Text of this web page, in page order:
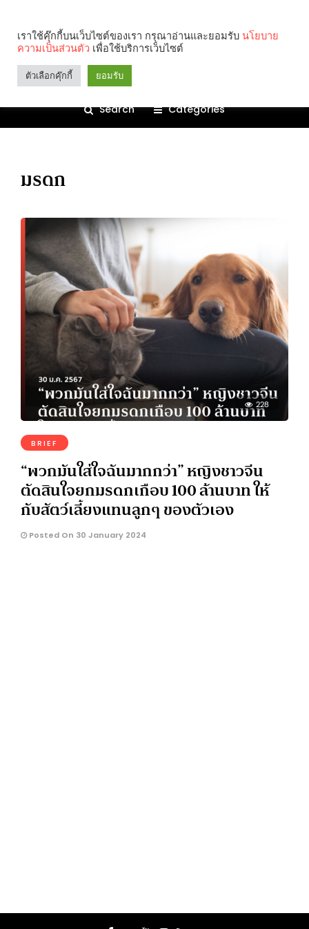
Search Categories
มรดก
228
BRIEF
“พวกมันใส่ใจฉันมากกว่า” หญิงชาวจีน
ตัดสินใจยกมรดกเกือบ 100 ล้านบาท ให้
กับสัตว์เลี้ยงแทนลูกๆ ของตัวเอง
Posted On 30 January 2024
เราใช้คุ๊กกี้บนเว็บไซต์ของเรา กรุณาอ่านและยอมรับ นโยบาย
ความเป็นส่วนตัว เพื่อใช้บริการเว็บไซต์
ตัวเลือกคุ๊กกี้ ยอมรับ